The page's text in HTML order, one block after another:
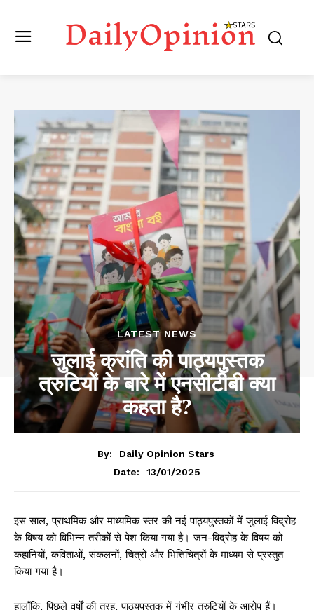
LATEST NEWS
जुलाई क्रांति की पाठ्यपुस्तक
त्रुटियों के बारे में एनसीटीबी क्या
कहता है?
By:
Daily Opinion Stars
Date:
13/01/2025
इस साल, प्राथमिक और माध्यमिक स्तर की नई पाठ्यपुस्तकों में जुलाई विद्रोह
के विषय को विभिन्न तरीकों से पेश किया गया है। जन-विद्रोह के विषय को
कहानियों, कविताओं, संकलनों, चित्रों और भित्तिचित्रों के माध्यम से प्रस्तुत
किया गया है।
हालाँकि, पिछले वर्षों की तरह, पाठ्यपुस्तक में गंभीर त्रुटियों के आरोप हैं।